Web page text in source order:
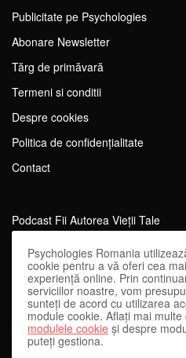
Publicitate pe Psychologies
Abonare Newsletter
Tărg de primăvară
Termeni si conditii
Despre cookies
Politica de confidențialitate
Contact
Podcast Fii Autorea Vieții Tale
Evenimente Fii Autoarea Vieții
SportEdu
Antrenament Mental pentru
Learning Network
WEnough
Psychologies Romania
cookie pentru a vă oferi cea
experiență online. Prin
serviciilor noastre, vom
sunteți de acord cu utilizarea
module cookie. Aflați mai multe
modulele cookie și despre
puteți gestiona.